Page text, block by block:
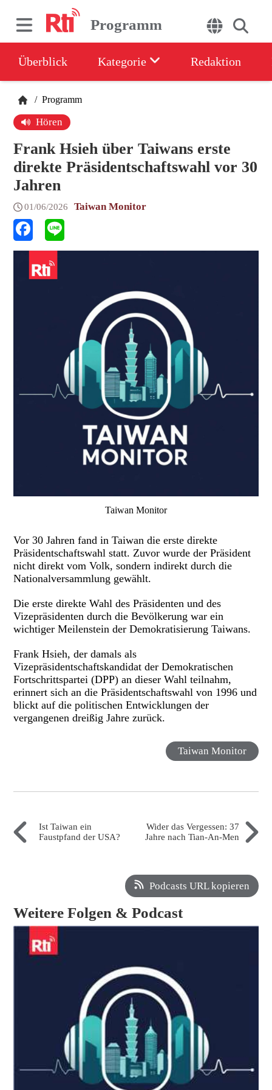
Programm
Überblick Kategorie Redaktion
/ Programm
Hören
Frank Hsieh über Taiwans erste
direkte Präsidentschaftswahl vor 30
Jahren
01/06/2026 Taiwan Monitor
Taiwan Monitor
Vor 30 Jahren fand in Taiwan die erste direkte
Präsidentschaftswahl statt. Zuvor wurde der Präsident
nicht direkt vom Volk, sondern indirekt durch die
Nationalversammlung gewählt.
Die erste direkte Wahl des Präsidenten und des
Vizepräsidenten durch die Bevölkerung war ein
wichtiger Meilenstein der Demokratisierung Taiwans.
Frank Hsieh, der damals als
Vizepräsidentschaftskandidat der Demokratischen
Fortschrittspartei (DPP) an dieser Wahl teilnahm,
erinnert sich an die Präsidentschaftswahl von 1996 und
blickt auf die politischen Entwicklungen der
vergangenen dreißig Jahre zurück.
Taiwan Monitor
Ist Taiwan ein
Faustpfand der USA?
Wider das Vergessen: 37
Jahre nach Tian-An-Men
Podcasts URL kopieren
Weitere Folgen & Podcast